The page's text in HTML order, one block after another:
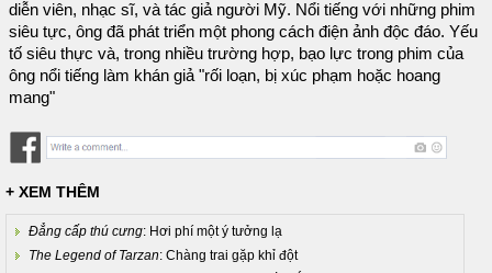
diễn viên, nhạc sĩ, và tác giả người Mỹ. Nổi tiếng với những phim
siêu tực, ông đã phát triển một phong cách điện ảnh độc đáo. Yếu
tố siêu thực và, trong nhiều trường hợp, bạo lực trong phim của
ông nổi tiếng làm khán giả "rối loạn, bị xúc phạm hoặc hoang
mang"
+ XEM THÊM
Đẳng cấp thú cưng: Hơi phí một ý tưởng lạ
The Legend of Tarzan: Chàng trai gặp khỉ đột